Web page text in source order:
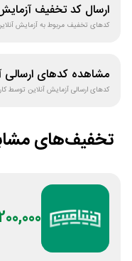
ارسال کد تخفیف
کدهای تخفیف مربوط بهآزمایش
مشاهده کدهای ارسالی
کدهای ارسالیآزمایش آنلاین توسط
تخفیف‌های